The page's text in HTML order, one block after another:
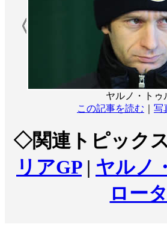
ヤルノ・トゥ
この記事を読む
写
◇関連トピック
リアGP| ヤルノ
ロー